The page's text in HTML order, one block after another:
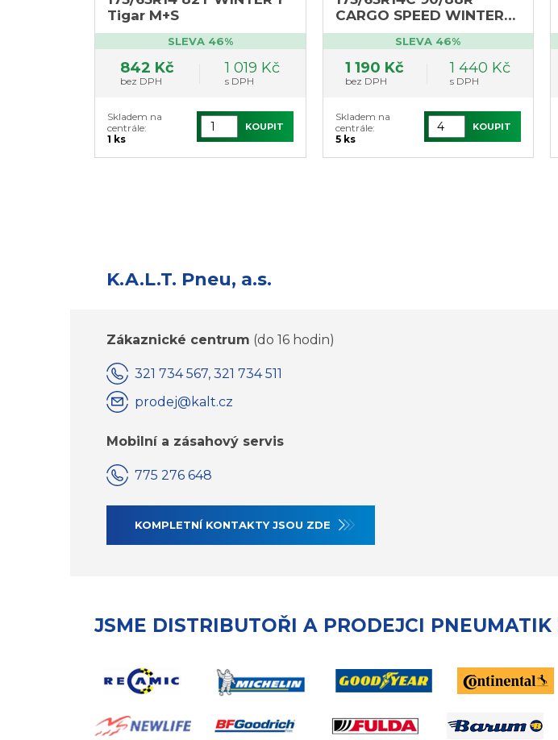
Tigar M+S
SLEVA 46%
842 Kč
bez DPH
1 019 Kč
s DPH
Skladem na
centrále:
1 ks
KOUPIT
CARGO SPEED WINTER
Tigar M+S (výprodej 5ks,
DOT 2621)SLEVA 46%
1 190 Kč
bez DPH
1 440 Kč
s DPH
Skladem na
centrále:
5 ks
KOUPIT
K.A.L.T. Pneu, a.s.
Zákaznické centrum (do 16 hodin)
321 734 567, 321 734 511
prodej@kalt.cz
Mobilní a zásahový servis
775 276 648
KOMPLETNÍ KONTAKTY JSOU ZDE
JSME DISTRIBUTOŘI A PRODEJCI PNEUMATIK